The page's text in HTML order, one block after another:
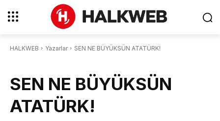
HALKWEB Yazarlar SEN NE BÜYÜKSÜN ATATÜRK!
SEN NE BÜYÜKSÜN
ATATÜRK!